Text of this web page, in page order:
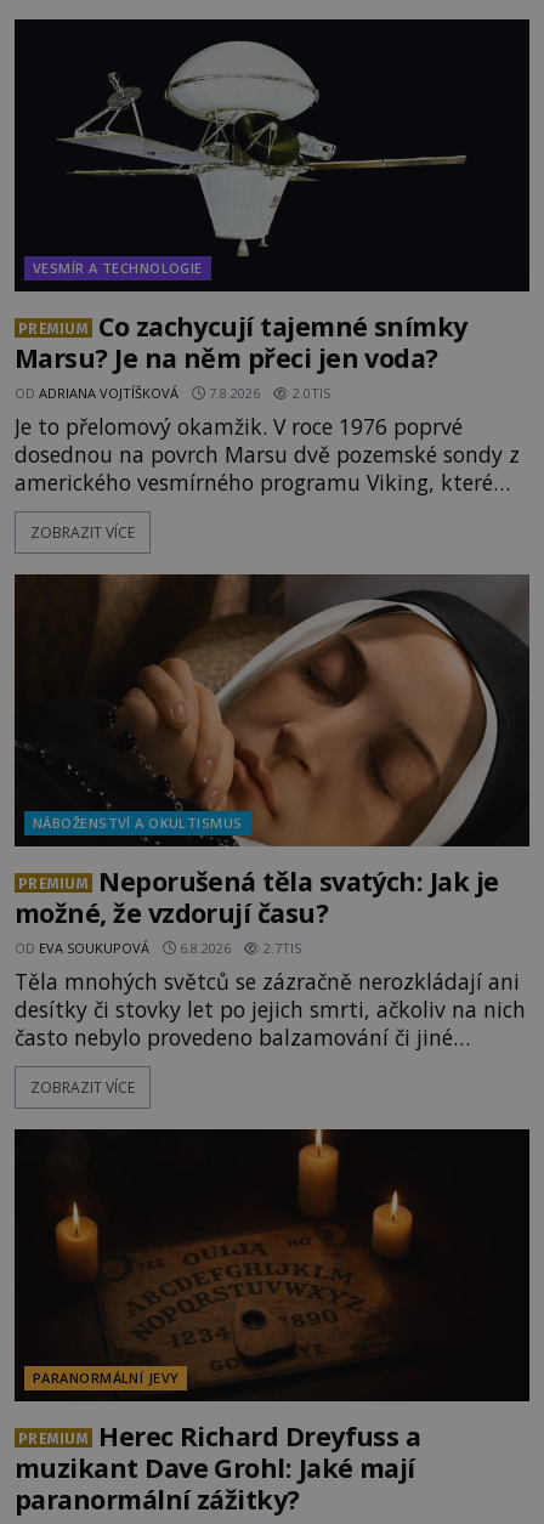
jen o nějaký optický klam, nebo se zde skutečně
právě vznáší mimozemská loď
VESMÍR A TECHNOLOGIE
PREMIUM
Co zachycují tajemné snímky
Marsu? Je na něm přeci jen voda?
OD ADRIANA VOJTÍŠKOVÁ 7.8.2026 2.0TIS
Je to přelomový okamžik. V roce 1976 poprvé
dosednou na povrch Marsu dvě pozemské sondy z
amerického vesmírného programu Viking, které
jsou schopny pořídit fotografie záhadami
opředené rudé planety. Viking 1 zde zaznamená
zvané Cydonie totiž zachytí podivný útvar
připomínající lidskou tvář. NASA (Národní úřad
ZOBRAZIT VÍCE
NÁBOŽENSTVÍ A OKULTISMUS
PREMIUM
Neporušená těla svatých: Jak je
možné, že vzdorují času?
OD EVA SOUKUPOVÁ 6.8.2026 2.7TIS
Těla mnohých světců se zázračně nerozkládají ani
desítky či stovky let po jejich smrti, ačkoliv na nich
často nebylo provedeno balzamování či jiné
pokusy o konzervaci. Neporušené ostatky bývají
považovány za důkaz svatosti zemřelých. Jaké
ZOBRAZIT VÍCE
PARANORMÁLNÍ JEVY
PREMIUM
Herec Richard Dreyfuss a
muzikant Dave Grohl: Jaké mají
paranormální zážitky?